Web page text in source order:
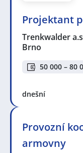
Projektant
Trenkwalder
Brno
50 000 – 80
dnešní
Provozní
armovny